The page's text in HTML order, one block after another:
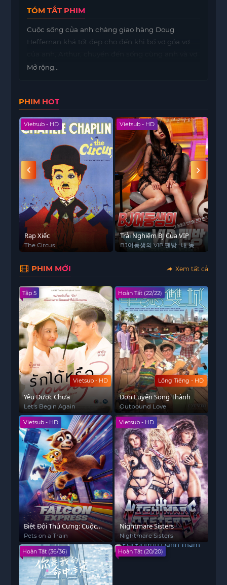
TÓM TẮT PHIM
Cuộc sống của anh chàng giao hàng Doug
Heffernan khá tốt đẹp cho đến khi bố vợ góa vợ
Carrie. Doug không còn là ông chủ của “lãnh địa”
anh phải sống chung với một ông già lập dị.
Mở rộng...
PHIM HOT
Vietsub - HD
Rạp Xiếc
The Circus
Vietsub - HD
Trải Nghiệm BJ Của VIP
BJ여동생의 VIP 팬방 : 내 동생
PHIM MỚI Xem tất cả
Vietsub - HD
Tập 5
Yêu Được Chưa
Let's Begin Again
Lồng Tiếng - HD
Hoàn Tất (22/22)
Đơn Luyến Song Thành
Outbound Love
Vietsub - HD
Biệt Đội Thú Cưng: Cuộc
Chiến Trên Đường Ray
Pets on a Train
Vietsub - HD
Nightmare Sisters
Nightmare Sisters
Hoàn Tất (36/36) Hoàn Tất (20/20)